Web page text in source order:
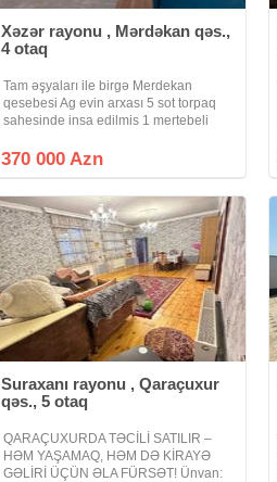
Xəzər rayonu , Mərdəkan qəs.,
4 otaq
Tam əşyaları ile birgə Merdekan
qesebesi Ag evin arxası 5 sot torpaq
sahesinde insa edilmis 1 mertebeli
kvmdir. Holl, 1 zal, 3 yataq otağı, 1
370 000 Azn
Suraxanı rayonu , Qaraçuxur
qəs., 5 otaq
QARAÇUXURDA TƏCİLİ SATILIR –
HƏM YAŞAMAQ, HƏM DƏ KİRAYƏ
GƏLİRİ ÜÇÜN ƏLA FÜRSƏT! Ünvan: